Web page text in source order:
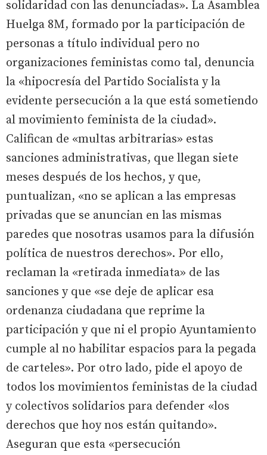
solidaridad con las denunciadas». La Asamblea
Huelga 8M, formado por la participación de
personas a título individual pero no
organizaciones feministas como tal, denuncia
la «hipocresía del Partido Socialista y la
evidente persecución a la que está sometiendo
al movimiento feminista de la ciudad».
Califican de «multas arbitrarias» estas
sanciones administrativas, que llegan siete
meses después de los hechos, y que,
puntualizan, «no se aplican a las empresas
privadas que se anuncian en las mismas
paredes que nosotras usamos para la difusión
política de nuestros derechos». Por ello,
reclaman la «retirada inmediata» de las
sanciones y que «se deje de aplicar esa
ordenanza ciudadana que reprime la
participación y que ni el propio Ayuntamiento
cumple al no habilitar espacios para la pegada
de carteles». Por otro lado, pide el apoyo de
todos los movimientos feministas de la ciudad
y colectivos solidarios para defender «los
derechos que hoy nos están quitando».
Aseguran que esta «persecución